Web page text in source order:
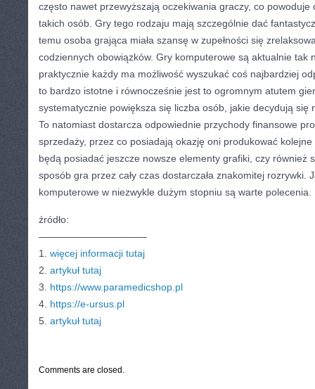
często nawet przewyższają oczekiwania graczy, co
takich osób. Gry tego rodzaju mają szczególnie dać
temu osoba grająca miała szansę w zupełności się
codziennych obowiązków. Gry komputerowe są aktualnie tak
praktycznie każdy ma możliwość wyszukać coś najbardziej
to bardzo istotne i równocześnie jest to ogromnym atutem
systematycznie powiększa się liczba osób, jakie decydują się
To natomiast dostarcza odpowiednie przychody finansowe
sprzedaży, przez co posiadają okazję oni produkować
będą posiadać jeszcze nowsze elementy grafiki, czy również
sposób gra przez cały czas dostarczała znakomitej rozrywki.
komputerowe w niezwykle dużym stopniu są warte polecenia.
źródło:
———————————
1. więcej informacji tutaj
2. artykuł tutaj
3. https://www.paramedicshop.pl
4. https://e-ursus.pl
5. artykuł tutaj
Comments are closed.